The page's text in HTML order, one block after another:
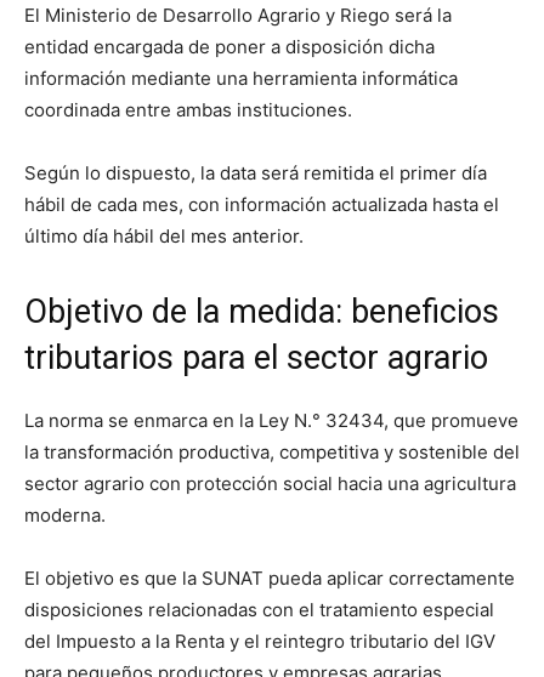
El Ministerio de Desarrollo Agrario y Riego será la
entidad encargada de poner a disposición dicha
información mediante una herramienta informática
coordinada entre ambas instituciones.
Según lo dispuesto, la data será remitida el primer día
hábil de cada mes, con información actualizada hasta el
último día hábil del mes anterior.
Objetivo de la medida: beneficios
tributarios para el sector agrario
La norma se enmarca en la Ley N.° 32434, que promueve
la transformación productiva, competitiva y sostenible del
sector agrario con protección social hacia una agricultura
moderna.
El objetivo es que la SUNAT pueda aplicar correctamente
disposiciones relacionadas con el tratamiento especial
del Impuesto a la Renta y el reintegro tributario del IGV